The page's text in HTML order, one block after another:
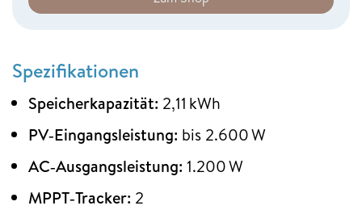
Spezifikationen
Speicherkapazität: 2,11 kWh
PV‑Eingangsleistung: bis 2.600 W
AC‑Ausgangsleistung: 1.200 W
MPPT‑Tracker: 2